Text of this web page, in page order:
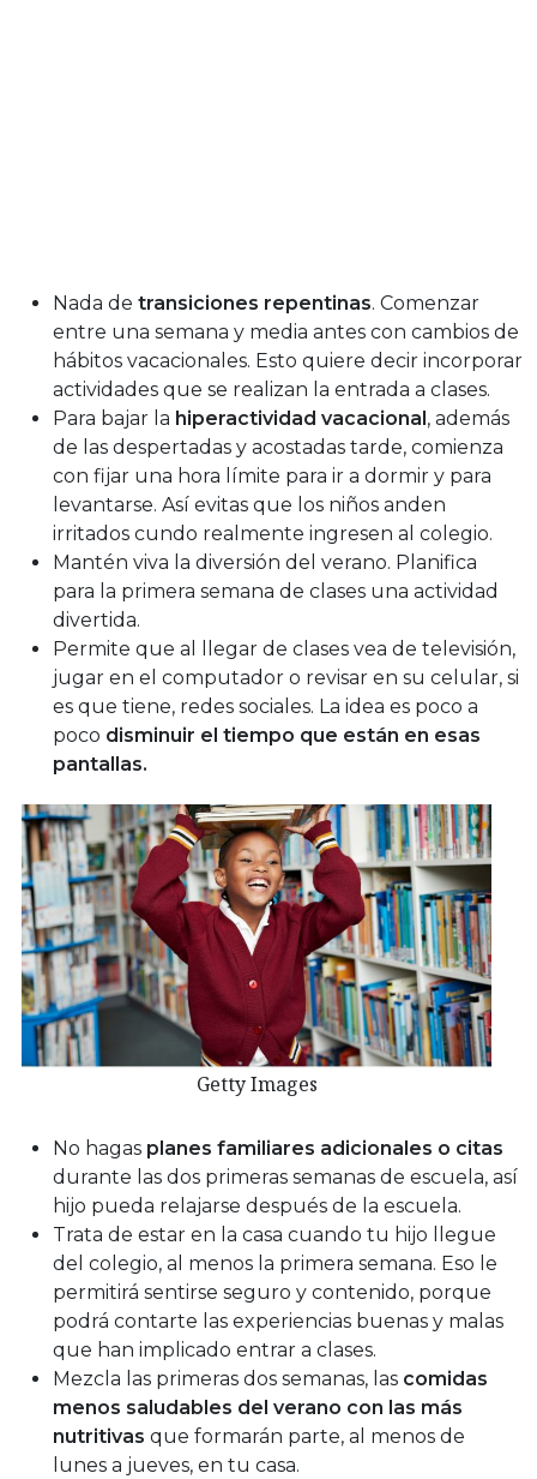
Nada de transiciones repentinas. Comenzar
entre una semana y media antes con cambios de
hábitos vacacionales. Esto quiere decir incorporar
actividades que se realizan la entrada a clases.
Para bajar la hiperactividad vacacional , además
de las despertadas y acostadas tarde, comienza
con fijar una hora límite para ir a dormir y para
levantarse. Así evitas que los niños anden
irritados cundo realmente ingresen al colegio.
Mantén viva la diversión del verano. Planifica
para la primera semana de clases una actividad
divertida.
Permite que al llegar de clases vea de televisión,
jugar en el computador o revisar en su celular, si
es que tiene, redes sociales. La idea es poco a
poco disminuir el tiempo que están en esas
pantallas.
Getty Images
No hagas planes familiares adicionales o citas
durante las dos primeras semanas de escuela, así
hijo pueda relajarse después de la escuela.
Trata de estar en la casa cuando tu hijo llegue
del colegio, al menos la primera semana. Eso le
permitirá sentirse seguro y contenido, porque
podrá contarte las experiencias buenas y malas
que han implicado entrar a clases.
Mezcla las primeras dos semanas, las comidas
menos saludables del verano con las más
nutritivas que formarán parte, al menos de
lunes a jueves, en tu casa.